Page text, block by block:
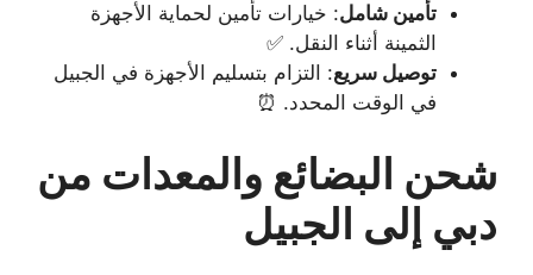
تأمين شامل: خيارات تأمين لحماية الأجهزة
الثمينة أثناء النقل. ✅
توصيل سريع: التزام بتسليم الأجهزة في الجبيل
في الوقت المحدد. ⏰
شحن البضائع والمعدات من
دبي إلى الجبيل